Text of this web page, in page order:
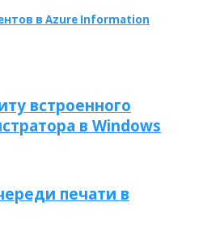
в Azure Information
встроенного
в Windows
печати в